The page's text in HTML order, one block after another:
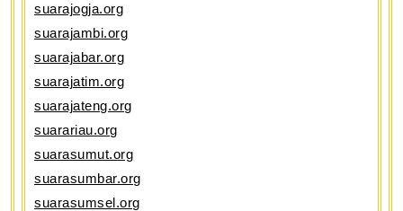
suarajogja.org
suarajambi.org
suarajabar.org
suarajatim.org
suarajateng.org
suarariau.org
suarasumut.org
suarasumbar.org
suarasumsel.org